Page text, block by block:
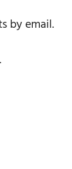
by email.